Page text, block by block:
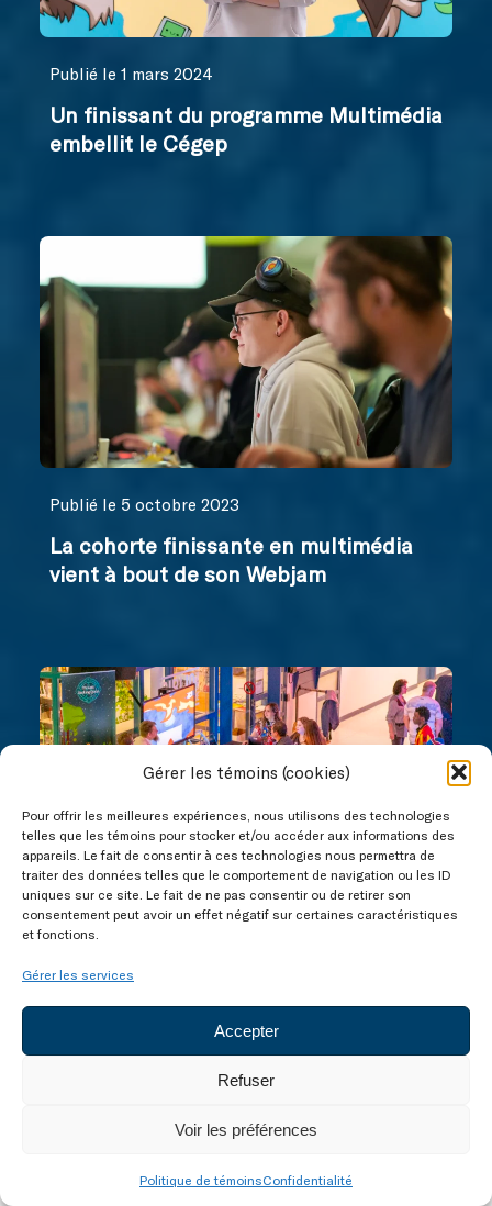
Gérer les témoins (cookies)
Pour offrir les meilleures expériences, nous utilisons des technologies
telles que les témoins pour stocker et/ou accéder aux informations des
appareils. Le fait de consentir à ces technologies nous permettra de
traiter des données telles que le comportement de navigation ou les ID
uniques sur ce site. Le fait de ne pas consentir ou de retirer son
consentement peut avoir un effet négatif sur certaines caractéristiques
et fonctions.
Gérer les services
Accepter
Refuser
Voir les préférences
Politique de témoinsConfidentialité
Publié le 1 mars 2024
Un finissant du programme Multimédia
embellit le Cégep
Publié le 5 octobre 2023
La cohorte finissante en multimédia
vient à bout de son Webjam
Publié le 10 mars 2023
La cohorte finissante en Multimédia
du Cégep de Matane présente ses
projets de fin d’études